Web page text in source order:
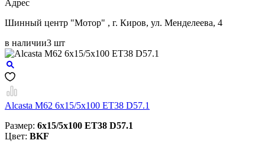
Aдрес
Шинный центр "Мотор" , г. Киров, ул. Менделеева, 4
в наличии3 шт
Alcasta M62 6x15/5x100 ET38 D57.1
Размер: 6x15/5x100 ET38 D57.1
Цвет: BKF